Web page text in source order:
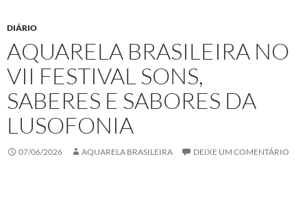
CONTEÚDO
DIÁRIO
AQUARELA BRASILEIRA NO
VII FESTIVAL SONS,
SABERES E SABORES DA
LUSOFONIA
07/06/2026 AQUARELA BRASILEIRA DEIXE UM COMENTÁRIO